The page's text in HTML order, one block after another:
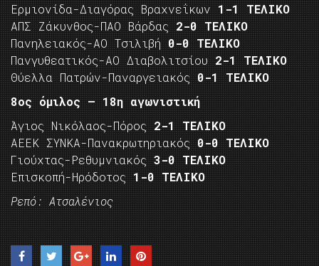
Ερμιονίδα-Διαγόρας Βραχνεΐκων 1-1 ΤΕΛΙΚΟ
ΑΠΣ Ζάκυνθος-ΠΑΟ Βάρδας 2-0 ΤΕΛΙΚΟ
Πανηλειακός-ΑΟ Τσιλιβή 0-0 ΤΕΛΙΚΟ
Πανγυθεατικός-ΑΟ Διαβολιτσίου 2-1 ΤΕΛΙΚΟ
Θύελλα Πατρών-Παναργειακός 0-1 ΤΕΛΙΚΟ
8ος όμιλος – 18η αγωνιστική
Άγιος Νικόλαος-Πόρος 2-1 ΤΕΛΙΚΟ
ΑΕΕΚ ΣΥΝΚΑ-Πανακρωτηριακός 0-0 ΤΕΛΙΚΟ
Γιούχτας-Ρεθυμνιακός 3-0 ΤΕΛΙΚΟ
Επισκοπή-Ηρόδοτος 1-0 ΤΕΛΙΚΟ
Ρεπό: Ατσαλένιος